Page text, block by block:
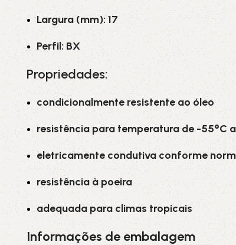
Largura (mm): 17
Perfil: BX
Propriedades:
condicionalmente resistente ao óleo
resistência para temperatura de -55°C
eletricamente condutiva conforme
resistência à poeira
adequada para climas tropicais
Informações de embalagem